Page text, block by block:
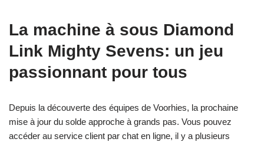
La machine à sous Diamond
Link Mighty Sevens: un jeu
passionnant pour tous
Depuis la découverte des équipes de Voorhies, la prochaine
mise à jour du solde approche à grands pas. Vous pouvez
accéder au service client par chat en ligne, il y a plusieurs